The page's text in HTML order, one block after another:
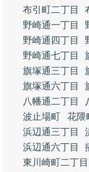
布引町二丁目
野崎通一丁目
野崎通四丁目
野崎通七丁目
旗塚通三丁目
旗塚通六丁目
八幡通二丁目
波止場町
花隈
浜辺通三丁目
浜辺通六丁目
東川崎町二丁目